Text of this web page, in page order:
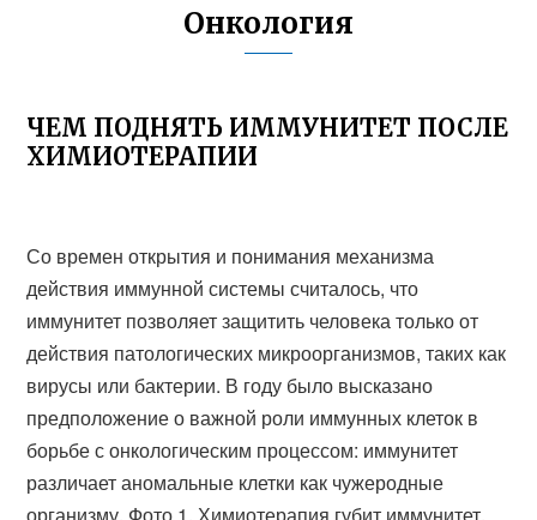
Онкология
ЧЕМ ПОДНЯТЬ ИММУНИТЕТ ПОСЛЕ
ХИМИОТЕРАПИИ
Со времен открытия и понимания механизма
действия иммунной системы считалось, что
иммунитет позволяет защитить человека только от
действия патологических микроорганизмов, таких как
вирусы или бактерии. В году было высказано
предположение о важной роли иммунных клеток в
борьбе с онкологическим процессом: иммунитет
различает аномальные клетки как чужеродные